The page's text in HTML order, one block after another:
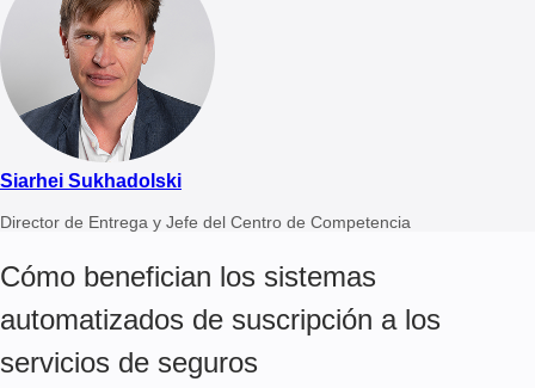
Siarhei Sukhadolski
Director de Entrega y Jefe del Centro de Competencia
Cómo benefician los sistemas
automatizados de suscripción a los
servicios de seguros